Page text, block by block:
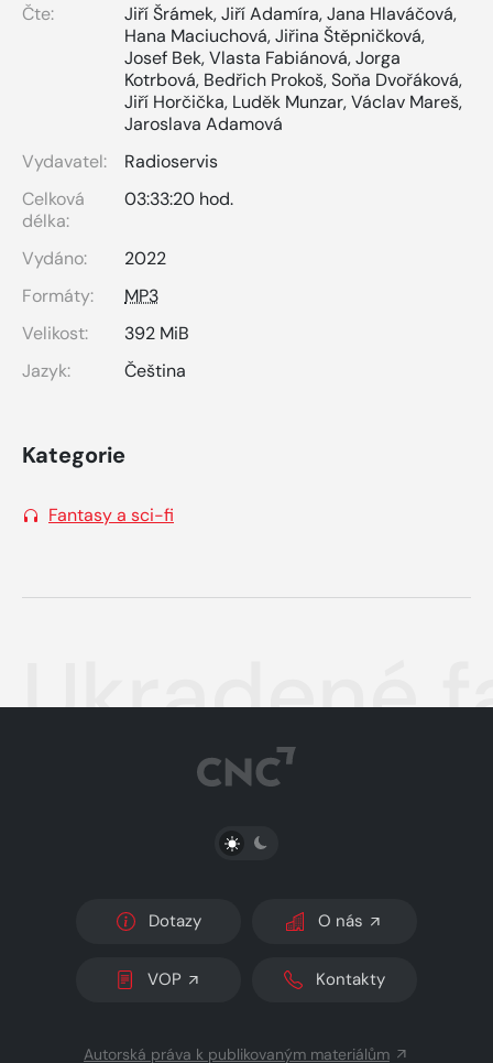
Čte:
Jiří Šrámek,Jiří Adamíra,Jana Hlaváčová,
Hana Maciuchová,Jiřina Štěpničková,
Josef Bek,Vlasta Fabiánová,Jorga
Kotrbová, Bedřich Prokoš,Soňa Dvořáková,
Jiří Horčička, Luděk Munzar,Václav Mareš,
Jaroslava Adamová
Vydavatel:
Radioservis
Celková
délka:
03:33:20 hod.
Vydáno:
2022
Formáty:
MP3
Velikost:
392 MiB
Jazyk:
Čeština
Kategorie
Fantasy a sci-fi
Ukradené
PŘEPNOUT SVĚTLÝ/TMAVÝ REŽIM
Dotazy O nás
VOP Kontakty
Autorská práva k publikovaným materiálům